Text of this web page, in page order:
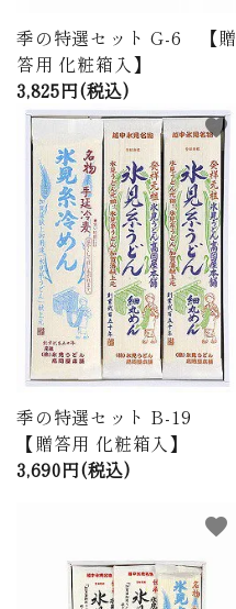
特定商取引法について
お問い合わせ
ページ一覧
季の特選セット G-6 【贈
答用 化粧箱入】
3,825円(税込)
季の特選セット B-19
【贈答用 化粧箱入】
3,690円(税込)
favorite
favorite